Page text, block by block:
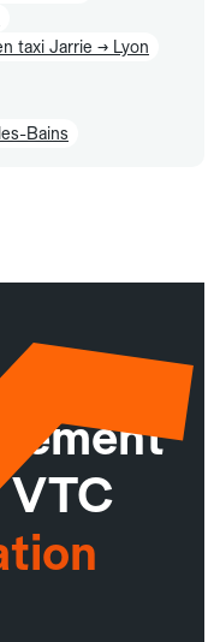
taxi Jarrie → Lyon
Bains
VTC